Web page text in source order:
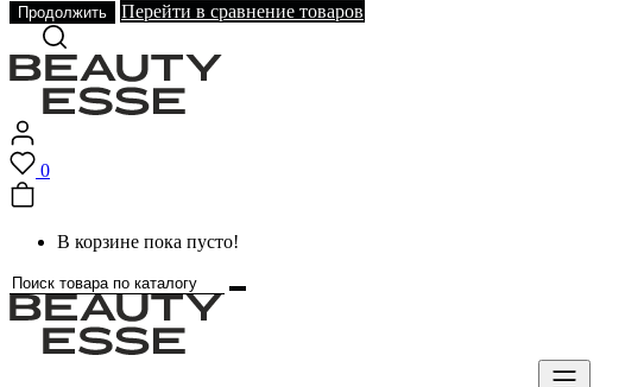
Продолжить Перейти в сравнение товаров
0
В корзине пока пусто!